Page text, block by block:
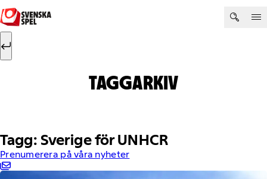
Hoppa till innehåll
Sök efter:
TAGGARKIV
Tagg: Sverige för UNHCR
Prenumerera på våra nyheter